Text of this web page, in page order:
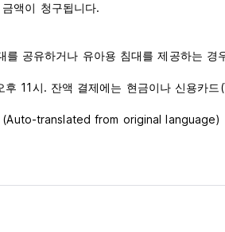
액이 청구됩니다.
공유하거나 유아용 침대를 제공하는 경
11시. 잔액 결제에는 현금이나 신용카
(Auto-translated from original language)